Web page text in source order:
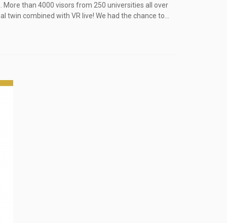
More than 4000 visors from 250 universities all over
combined with VR live! We had the chance to...